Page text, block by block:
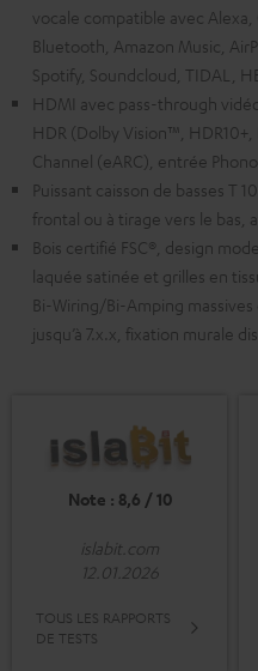
vocale compatible avec Alexa,
Bluetooth, Amazon Music,
Spotify, Soundcloud, TIDAL,
HDMI avec pass-through
HDR (Dolby Vision™,
Channel (eARC), entrée Phono.
Puissant caisson de basses T
frontal ou à tirage vers le bas,
Bois certifié FSC®, design
laquée satinée et grilles en
Bi-Wiring/Bi-Amping
jusqu’à 7.x.x, fixation murale
Note : 8,6 / 10
islabit.com
12.01.2026
TOUS LES RAPPORTS
DE TESTS